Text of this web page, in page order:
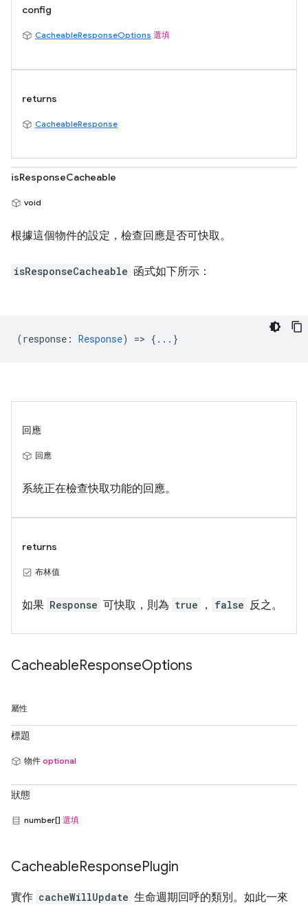
config
CacheableResponseOptions 選填
returns
CacheableResponse
isResponseCacheable
void
根據這個物件的設定，檢查回應是否可快取。
isResponseCacheable 函式如下所示：
(response : Response) => {...}
回應
回應
系統正在檢查快取功能的回應。
returns
布林值
如果 Response 可快取，則為 true ， false 反之。
CacheableResponseOptions
屬性
標題
物件 optional
狀態
number[] 選填
CacheableResponsePlugin
實作 cacheWillUpdate 生命週期回呼的類別。如此一來